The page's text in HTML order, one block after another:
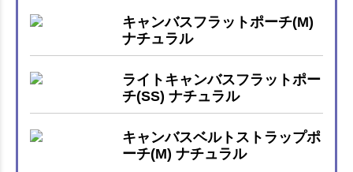
キャンバスフラットポーチ(M)
ナチュラル
ライトキャンバスフラットポー
チ(SS) ナチュラル
キャンバスベルトストラップポ
ーチ(M) ナチュラル